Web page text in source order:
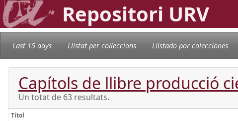
Repositori URV
Last 15 days Llistat per col·leccions Llistado por colecciones
Capítols de llibre producció
Un totat de 63 resultats.
Títol